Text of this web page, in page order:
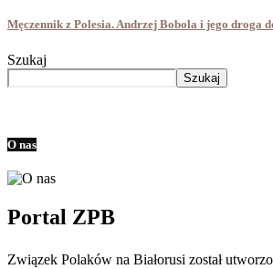
Męczennik z Polesia. Andrzej Bobola i jego droga
Szukaj
Szukaj
O nas
Portal ZPB
Związek Polaków na Białorusi został